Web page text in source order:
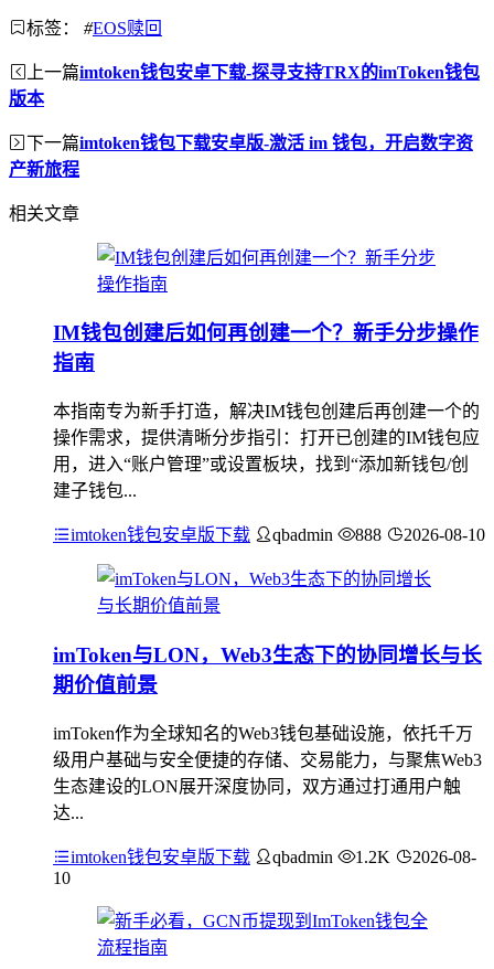
标签： #EOS赎回
上一篇imtoken钱包安卓下载-探寻支持TRX的imToken钱包
版本
下一篇imtoken钱包下载安卓版-激活 im 钱包，开启数字资
产新旅程
相关文章
IM钱包创建后如何再创建一个？新手分步操作
指南
本指南专为新手打造，解决IM钱包创建后再创建一个的
操作需求，提供清晰分步指引：打开已创建的IM钱包应
用，进入“账户管理”或设置板块，找到“添加新钱包/创
建子钱包...
imtoken钱包安卓版下载 qbadmin 888 2026-08-10
imToken与LON，Web3生态下的协同增长与长
期价值前景
imToken作为全球知名的Web3钱包基础设施，依托千万
级用户基础与安全便捷的存储、交易能力，与聚焦Web3
生态建设的LON展开深度协同，双方通过打通用户触
达...
imtoken钱包安卓版下载 qbadmin 1.2K
2026-08-
10